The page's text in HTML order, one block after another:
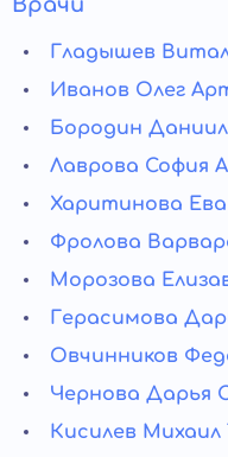
Врачи
Гладышев
Иванов Олег
Бородин
Лаврова София
Харитинова
Фролова
Морозова
Герасимова
Овчинников
Чернова Дарья
Кисилев Михаил